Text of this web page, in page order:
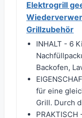
Elektrogrill
Grillzubehör
INHALT - 6
Backofen,
für eine
Grill. Durch